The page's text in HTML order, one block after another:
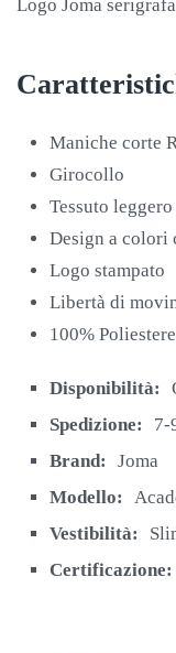
Logo Joma
Maniche corte
Girocollo
Tessuto
Design a colori
Logo stampato
Libertà di
100% Poliestere
Disponibilità:
Spedizione:
7-
Brand:
Joma
Modello:
Vestibilità:
Certificazione: